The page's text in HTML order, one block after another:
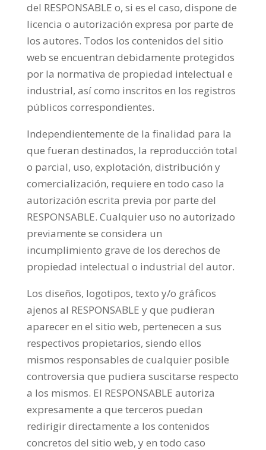
del RESPONSABLE o, si es el caso, dispone de
licencia o autorización expresa por parte de
los autores. Todos los contenidos del sitio
web se encuentran debidamente protegidos
por la normativa de propiedad intelectual e
industrial, así como inscritos en los registros
públicos correspondientes.
Independientemente de la finalidad para la
que fueran destinados, la reproducción total
o parcial, uso, explotación, distribución y
comercialización, requiere en todo caso la
autorización escrita previa por parte del
RESPONSABLE. Cualquier uso no autorizado
previamente se considera un
incumplimiento grave de los derechos de
propiedad intelectual o industrial del autor.
Los diseños, logotipos, texto y/o gráficos
ajenos al RESPONSABLE y que pudieran
aparecer en el sitio web, pertenecen a sus
respectivos propietarios, siendo ellos
mismos responsables de cualquier posible
controversia que pudiera suscitarse respecto
a los mismos. El RESPONSABLE autoriza
expresamente a que terceros puedan
redirigir directamente a los contenidos
concretos del sitio web, y en todo caso